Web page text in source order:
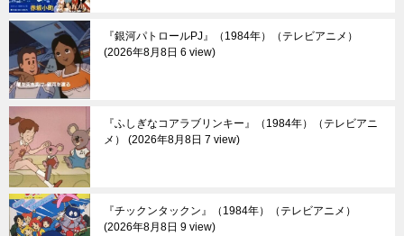
『銀河パトロールPJ』（1984年）（テレビアニメ）
2026年8月8日 6 view
『ふしぎなコアラブリンキー』（1984年）（テレビアニ
メ）
2026年8月8日 7 view
『チックンタックン』（1984年）（テレビアニメ）
2026年8月8日 9 view